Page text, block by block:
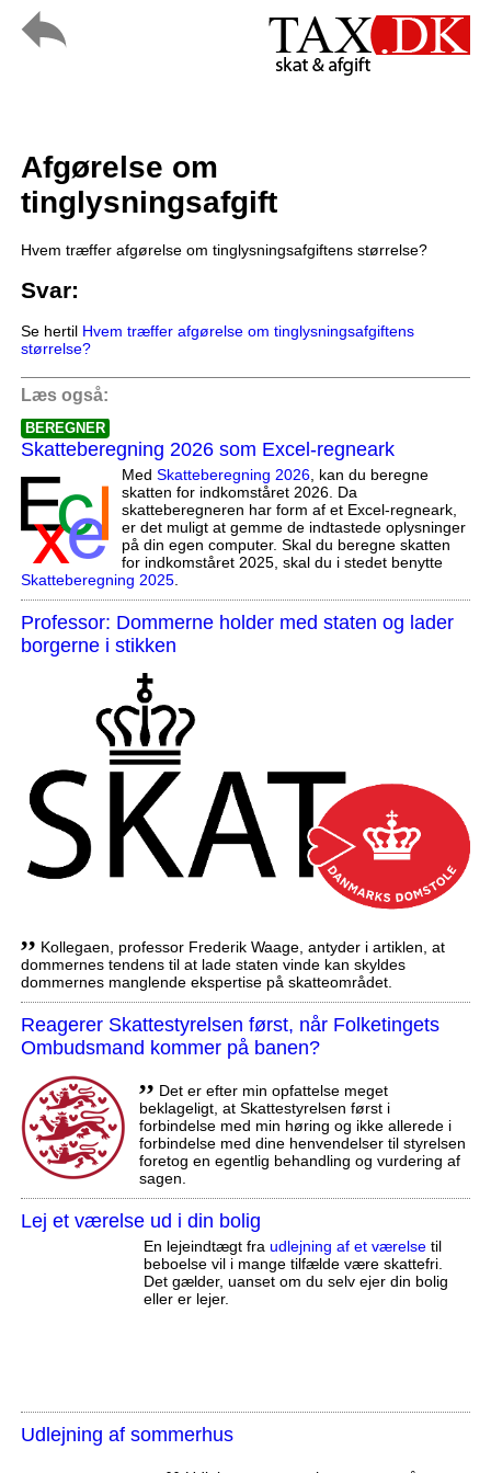
Afgørelse om
tinglysningsafgift
Hvem træffer afgørelse om tinglysningsafgiftens størrelse?
Svar:
Se hertil Hvem træffer afgørelse om tinglysningsafgiftens
størrelse?
Læs også:
BEREGNER
Skatteberegning 2026 som Excel-regneark
Med Skatteberegning 2026, kan du beregne
skatten for indkomståret 2026. Da
skatteberegneren har form af et Excel-regneark,
er det muligt at gemme de indtastede oplysninger
på din egen computer. Skal du beregne skatten
for indkomståret 2025, skal du i stedet benytte
Skatteberegning 2025.
Professor: Dommerne holder med staten og lader
borgerne i stikken
,, Kollegaen, professor Frederik Waage, antyder i artiklen, at
dommernes tendens til at lade staten vinde kan skyldes
dommernes manglende ekspertise på skatteområdet.
Reagerer Skattestyrelsen først, når Folketingets
Ombudsmand kommer på banen?
,, Det er efter min opfattelse meget
beklageligt, at Skattestyrelsen først i
forbindelse med min høring og ikke allerede i
forbindelse med dine henvendelser til styrelsen
foretog en egentlig behandling og vurdering af
sagen.
Lej et værelse ud i din bolig
En lejeindtægt fra udlejning af et værelsetil
beboelse vil i mange tilfælde være skattefri.
Det gælder, uanset om du selv ejer din bolig
eller er lejer.
Udlejning af sommerhus